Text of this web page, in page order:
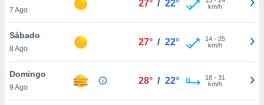
más
nuestra
y
7 Ago
27° / 22°
km/h
Sábado
8 Ago
27° / 22° 14- 25
km/h
Domingo
9 Ago
28° / 22° 18- 31
km/h